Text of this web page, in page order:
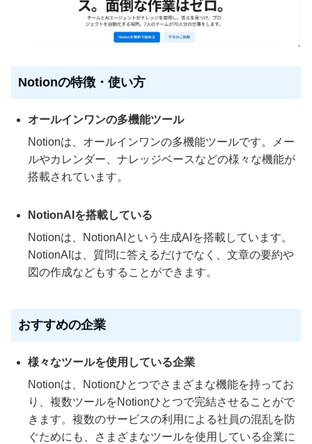
Notionの特徴・使い方
オールインワンの多機能ツール
Notionは、オールインワンの多機能ツールです。メー
ルやカレンダー、ナレッジベースなどの様々な機能が
搭載されています。
NotionAIを搭載している
Notionは、NotionAIという生成AIを搭載しています。
NotionAIは、質問に答えるだけでなく、文章の要約や
図の作成などもすることができます。
おすすめの企業
様々なツールを使用している企業
Notionは、Notionひとつでさまざまな機能を持ってお
り、複数ツールをNotionひとつで完結させることがで
きます。複数のサービスの利用による社員の混乱を防
ぐためにも、さまざまなツールを使用している企業に